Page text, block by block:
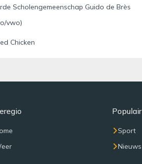
Scholengemeenschap Guido de Brès
vwo)
Chicken
Populair
Sport
Nieuws